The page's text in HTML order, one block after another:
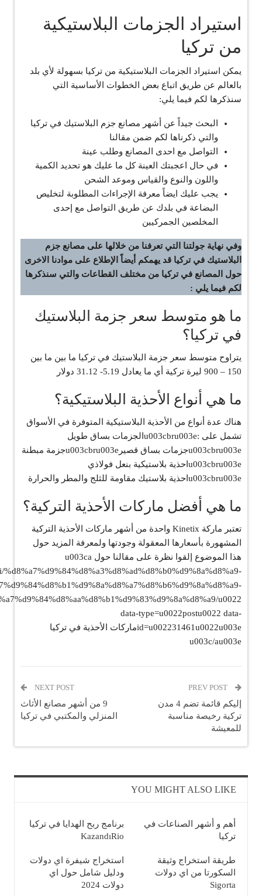
استيراد الجزمات البلاستيكية
من تركيا
يمكن استيراد الجزمات البلاستيكية من تركيا بسهولة لأي بلد
بالعالم عن طريق اتباع بعض الخطوات الأساسية التي
سنذكرها لكم فيما يلي:
البحث جيداً عن أشهر مصانع جزم البلاستيك في تركيا
والتي ذكرناها لكم ضمن مقالنا
التواصل مع احدى المصانع وطلب عينة
في حال اعجبتك العينة كل ما عليك هو تحديد الكمية
واللون والنوع والقياس وموعد الشحن
يجب عليك ايضاً معرفة الإجراءات المطلوبة لتخليص
البضاعة في بلدك عن طريق التواصل مع إحدى
المخلصين الجمركيين
وفي نهاية جولتنا التي تعرفنا من خلالها على مصانع جزم
البلاستيك في تركيا قد يهمكم أيضاً الإطلاع على موادنا الاخرى
حول المصانع في تركيا من مختلف القطاعات والتي سنذكرها
لكم فيما يلي :
ما هو متوسط سعر جزمة البلاستيك
في تركيا؟
يتراوح متوسط سعر جزمة البلاستيك في تركيا ما بين ما بين
150 – 900 ليرة تركية أي ما يعادل 5.19- 31.12 دولار
ما هي أنواع الأحذية البلاستيكية؟
هناك عدة أنواع من الأحذية البلاستيكية المتوفرة في الأسواق
تشمل على :u003cbru003eالجزمات بساق طويل
u003cbru003eجزمات بساق قصيرu003cbru003eجزمة مبطنة
u003cbru003eاحذية بلاستيكية بنعل فولاذي
u003cbru003eاحذية بلاستيك مقاومة للثلج والمطر والحرارة
ما هي أفضل ماركات الأحذية التركية؟
تعتبر ماركة Kinetix واحدة من أشهر ماركات الأحذية التركية
المشهورة بأسعارها المعقولة وجودتها ولمعرفة المزيد حول
هذا الموضوع إلقوا نظرة على مقالنا حول u003ca
u0022
data-type=u0022postu0022 data-
id=u002231461u0022u003eماركات الأحذية في تركيا
u003c/au003e
إليكم قائمة تضم 4 مدن
تركية رخيصة مناسبة
للمعيشة
NEXT POST
9 من أشهر مصانع الأثاث
المنزلي والمكتبي في تركيا
YOU MIGHT ALSO LIKE
أهم و أشهر الصناعات في
تركيا
برنامج ربح الهدايا في تركيا
KazandıRio
طريقة استخراج وثيقة
السكورتا من اي دولات
Sigorta
استخراج شيفرة اي دولات
ودليل شامل حول اي
دولات 2024